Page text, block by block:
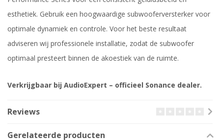
esthetiek. Gebruik een hoogwaardige subwooferversterker voor
optimale dynamiek en controle. Voor het beste resultaat
adviseren wij professionele installatie, zodat de subwoofer
optimaal presteert binnen de akoestiek van de ruimte.
Verkrijgbaar bij AudioExpert – officieel Sonance dealer.
Reviews
Gerelateerde producten